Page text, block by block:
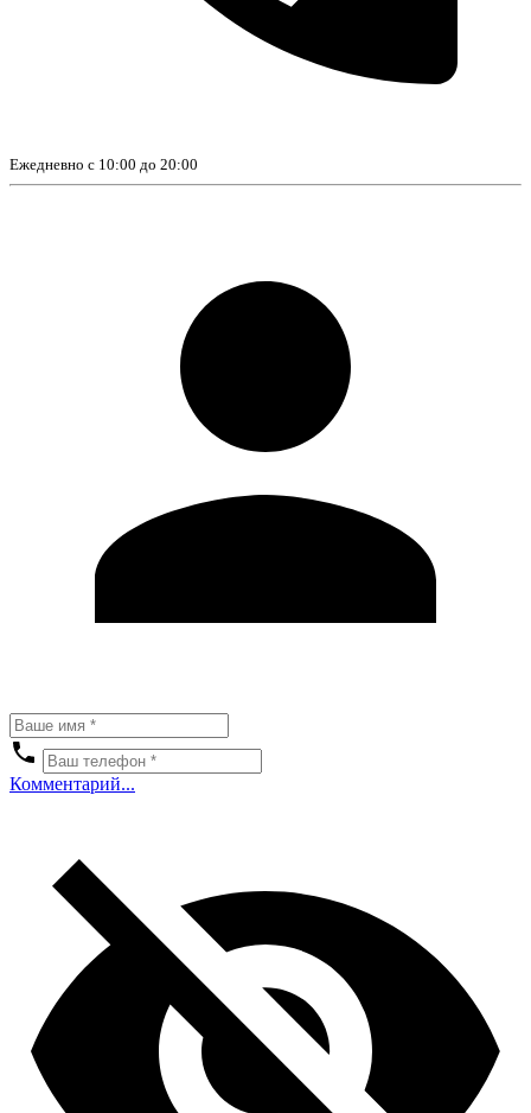
Ежедневно с 10:00 до 20:00
Комментарий...